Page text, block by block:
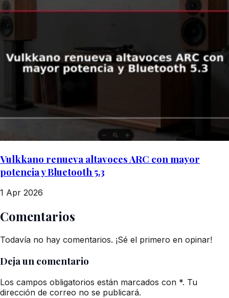
Vulkkano renueva altavoces ARC con mayor
potencia y Bluetooth 5.3
1 Apr 2026
Comentarios
Todavía no hay comentarios. ¡Sé el primero en opinar!
Deja un comentario
Los campos obligatorios están marcados con *. Tu
dirección de correo no se publicará.